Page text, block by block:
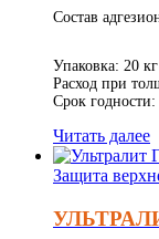
Состав
Упаковка: 20 кг
Расход при
Срок годности:
Читать далее
Защита